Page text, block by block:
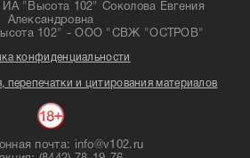
ИА "Высота 102" Соколова Евгения
Александровна
102" - ООО "СВЖ "ОСТРОВ"
конфиденциальности
перепечатки и цитирования материалов
почта: info@v102.ru